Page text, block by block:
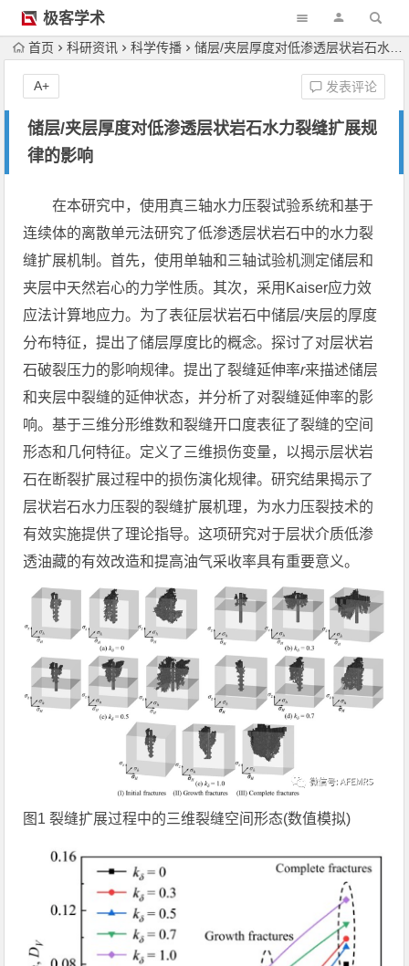
极客学术
首页 科研资讯 科学传播 储层/夹层厚度对低渗透层状岩石水力裂缝扩展规律的影响
储层/夹层厚度对低渗透层状岩石水力裂缝扩展规
律的影响
发表评论
A+
在本研究中，使用真三轴水力压裂试验系统和基于
连续体的离散单元法研究了低渗透层状岩石中的水力裂
缝扩展机制。首先，使用单轴和三轴试验机测定储层和
夹层中天然岩心的力学性质。其次，采用Kaiser应力效
应法计算地应力。为了表征层状岩石中储层/夹层的厚度
分布特征，提出了储层厚度比的概念。探讨了对层状岩
石破裂压力的影响规律。提出了裂缝延伸率r来描述储层
和夹层中裂缝的延伸状态，并分析了对裂缝延伸率的影
响。基于三维分形维数和裂缝开口度表征了裂缝的空间
形态和几何特征。定义了三维损伤变量，以揭示层状岩
石在断裂扩展过程中的损伤演化规律。研究结果揭示了
层状岩石水力压裂的裂缝扩展机理，为水力压裂技术的
有效实施提供了理论指导。这项研究对于层状介质低渗
透油藏的有效改造和提高油气采收率具有重要意义。
图1 裂缝扩展过程中的三维裂缝空间形态(数值模拟)